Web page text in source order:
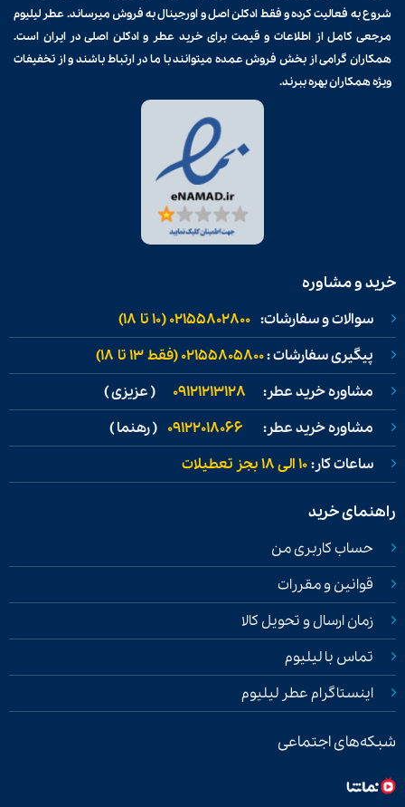
شروع به فعالیت کرده و فقط ادکلن اصل و اورجینال به فروش میرساند. عطر لیلیوم
مرجعی کامل از اطلاعات و قیمت برایخرید عطر و ادکلن اصلی در ایران است.
همکاران گرامی از بخش فروش عمده میتوانند با ما در ارتباط باشند و از تخفیفات
ویژه همکاران بهره ببرند.
خرید و مشاوره
سوالات و سفارشات: 02155802800 (۱۰ تا ۱۸)
پیگیری سفارشات :02155805800 (فقط ۱۳ تا ۱۸)
مشاوره خرید عطر: 09121213128 ( عزیزی )
مشاوره خرید عطر: 09122018066 ( رهنما )
ساعات کار:۱۰ الی ۱۸ بجز تعطیلات
راهنمای خرید
حساب کاربری من
قوانین و مقررات
زمان ارسال و تحویل کالا
تماس با لیلیوم
اینستاگرام عطر لیلیوم
شبکه‌های اجتماعی